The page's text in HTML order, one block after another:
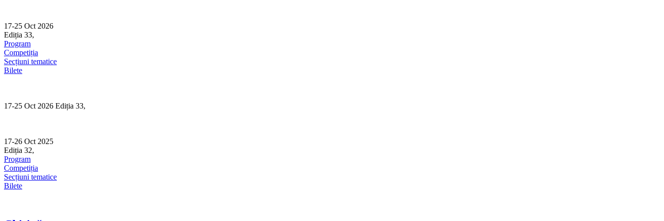
content
17-25 Oct 2026
Ediția 33,
Program
Competiția
Secțiuni tematice
Bilete
17-25 Oct 2026 Ediția 33,
17-26 Oct 2025
Ediția 32,
Program
Competiția
Secțiuni tematice
Bilete